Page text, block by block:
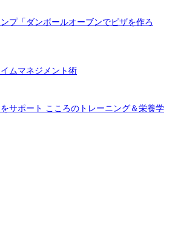
プ「ダンボールオーブンでピザを作ろ
ムマネジメント術
サポート こころのトレーニング＆栄養学